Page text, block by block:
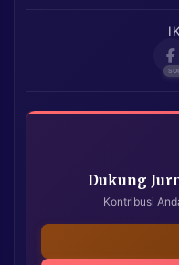
Dukung
Kontribusi